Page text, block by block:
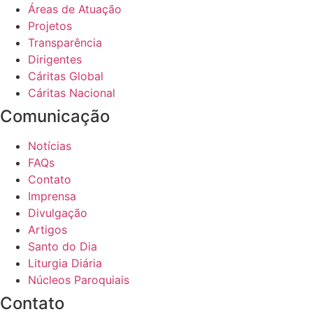
Áreas de Atuação
Projetos
Transparência
Dirigentes
Cáritas Global
Cáritas Nacional
Comunicação
Notícias
FAQs
Contato
Imprensa
Divulgação
Artigos
Santo do Dia
Liturgia Diária
Núcleos Paroquiais
Contato